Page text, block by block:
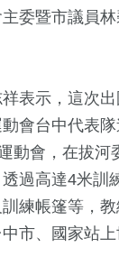
委暨市議員
表示，這次
會台中代表
動會，在拔
過高達4米訓
練帳篷等，
市、國家站上
12+
峽論壇專區
兩岸
流專